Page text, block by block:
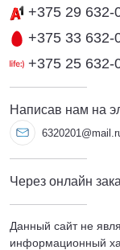
+375 29 632-
+375 33 632-
+375 25 632-
Написав нам на
Через онлайн
Данный сайт не
информационный